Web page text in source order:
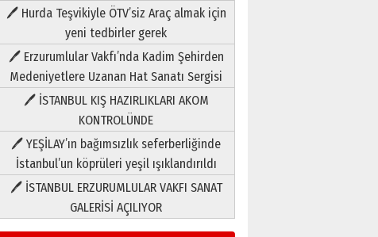
🖊 Hurda Teşvikiyle ÖTV’siz Araç almak için
yeni tedbirler gerek
🖊 Erzurumlular Vakfı’nda Kadim Şehirden
Medeniyetlere Uzanan Hat Sanatı Sergisi
🖊 İSTANBUL KIŞ HAZIRLIKLARI AKOM
KONTROLÜNDE
🖊 YEŞİLAY’ın bağımsızlık seferberliğinde
İstanbul’un köprüleri yeşil ışıklandırıldı
🖊 İSTANBUL ERZURUMLULAR VAKFI SANAT
GALERİSİ AÇILIYOR
Neşat YALÇIN
Paranın Aile Kültüründeki Yeri
03 Ağustos 2026 Pazartesi
Yıldırım Gündoğdu
HAVVA’NIN ÜÇ KIZI
09 Temmuz 2026 Perşembe
Yusuf POLAT
Şampiyonluk Sebahattin
Şirin’e yazar